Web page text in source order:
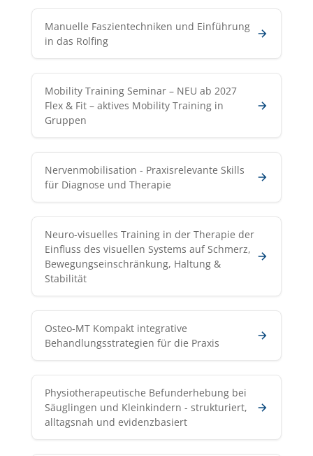
Manuelle Faszientechniken und Einführung
in das Rolfing
Mobility Training Seminar – NEU ab 2027
Flex & Fit – aktives Mobility Training in
Gruppen
Nervenmobilisation - Praxisrelevante Skills
für Diagnose und Therapie
Neuro-visuelles Training in der Therapie der
Einfluss des visuellen Systems auf Schmerz,
Bewegungseinschränkung, Haltung &
Stabilität
Osteo-MT Kompakt integrative
Behandlungsstrategien für die Praxis
Physiotherapeutische Befunderhebung bei
Säuglingen und Kleinkindern - strukturiert,
alltagsnah und evidenzbasiert